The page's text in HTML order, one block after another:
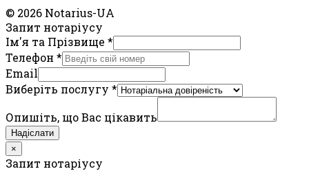
© 2026 Notarius-UA
Запит нотаріусу
Ім'я та Прізвище *
Телефон *
Email
Виберіть послугу *
Опишіть, що Вас цікавить
Надіслати
×
Запит нотаріусу